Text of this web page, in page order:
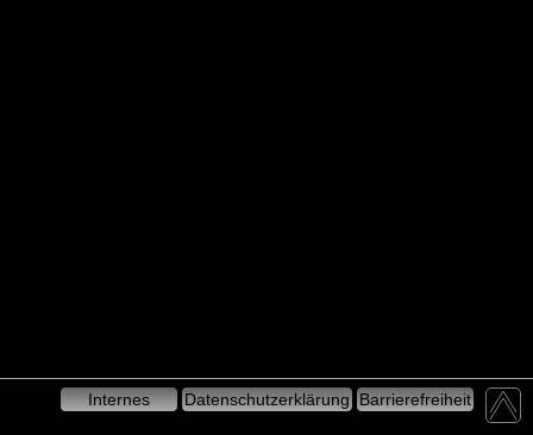
Internes Datenschutzerklärung Barrierefreiheit